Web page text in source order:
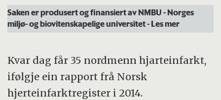
Saken er produsert og finansiert av NMBU - Norges
miljø- og biovitenskapelige universitet- Les mer
Kvar dag får 35 nordmenn hjarteinfarkt,
ifølgje ein rapport frå Norsk
hjerteinfarktregister i 2014.